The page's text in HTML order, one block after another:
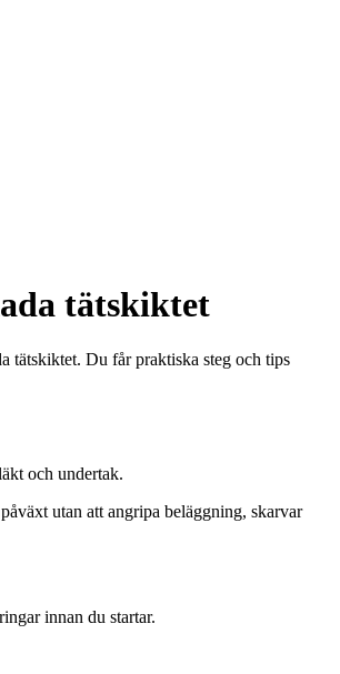
tätskiktet
tätskiktet. Du får praktiska steg och tips
och undertak.
utan att angripa beläggning, skarvar
innan du startar.